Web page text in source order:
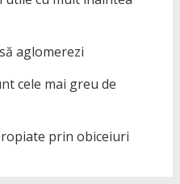
aglomerezi
cele mai greu de
prin obiceiuri